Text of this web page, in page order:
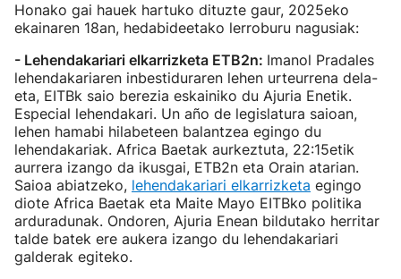
Honako gai hauek hartuko dituzte gaur, 2025eko
ekainaren 18an, hedabideetako lerroburu nagusiak:
- Lehendakariari elkarrizketa ETB2n: Imanol Pradales
lehendakariaren inbestiduraren lehen urteurrena dela-
eta, EITBk saio berezia eskainiko du Ajuria Enetik.
Especial lehendakari. Un año de legislatura saioan,
lehen hamabi hilabeteen balantzea egingo du
lehendakariak. Africa Baetak aurkeztuta, 22:15etik
aurrera izango da ikusgai, ETB2n eta Orain atarian.
Saioa abiatzeko, lehendakariari elkarrizketa egingo
diote Africa Baetak eta Maite Mayo EITBko politika
arduradunak. Ondoren, Ajuria Enean bildutako herritar
talde batek ere aukera izango du lehendakariari
galderak egiteko.